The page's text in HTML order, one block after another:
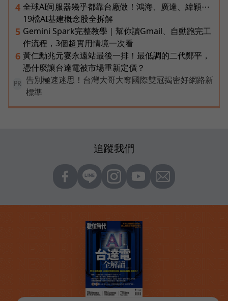
4 全球AI伺服器幾乎都靠台廠做！鴻海、廣達、緯穎⋯
19檔AI基建概念股全拆解
5 Gemini Spark完整教學｜幫你讀Gmail、自動跑完工
作流程，3個超實用情境一次看
6 黃仁勳兆元宴永遠站最後一排！最低調的二代鄭平，
憑什麼讓台達電被市場重新定價？
PR
告別極速迷思！台灣大哥大奪國際雙冠揭密好網路新
標準
追蹤我們